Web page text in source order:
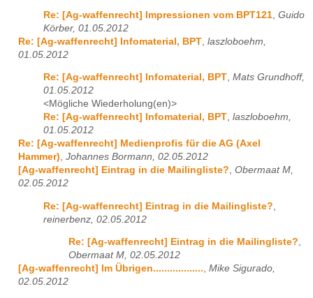
Re: [Ag-waffenrecht] Impressionen vom BPT121 Guido
Körber, 01.05.2012
Re: [Ag-waffenrecht] Infomaterial, BPT laszloboehm,
01.05.2012
Re: [Ag-waffenrecht] Infomaterial, BPT, Mats Grundhoff,
01.05.2012
<Mögliche Wiederholung(en)>
Re: [Ag-waffenrecht] Infomaterial, BPT, laszloboehm,
01.05.2012
Re: [Ag-waffenrecht] Medienprofis für die AG (Axel
Hammer), Johannes Bormann, 02.05.2012
[Ag-waffenrecht] Eintrag in die Mailingliste?, Obermaat M,
02.05.2012
Re: [Ag-waffenrecht] Eintrag in die Mailingliste?
reinerbenz, 02.05.2012
Re: [Ag-waffenrecht] Eintrag in die Mailingliste?,
Obermaat M, 02.05.2012
[Ag-waffenrecht] Im Übrigen.................., Mike Sigurado,
02.05.2012